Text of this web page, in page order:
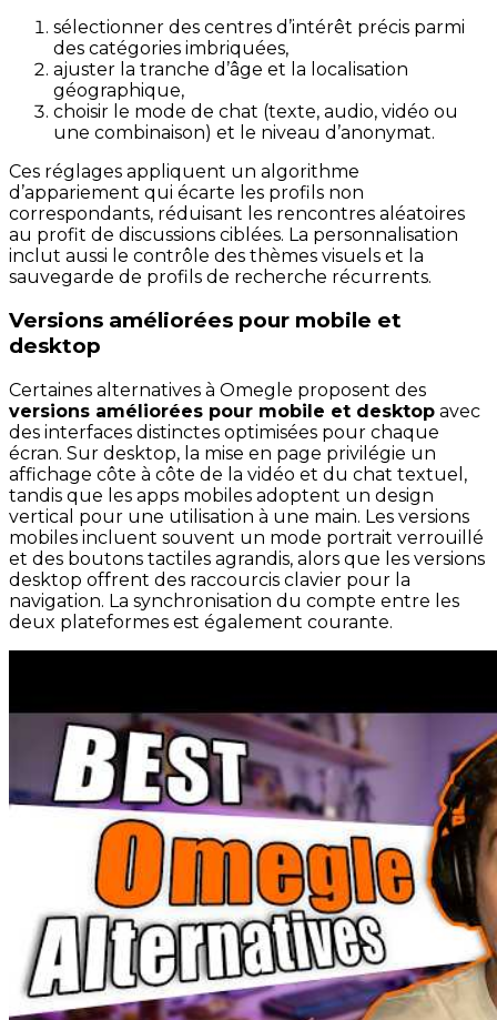
sélectionner des centres d’intérêt précis parmi
des catégories imbriquées,
ajuster la tranche d’âge et la localisation
géographique,
choisir le mode de chat (texte, audio, vidéo ou
une combinaison) et le niveau d’anonymat.
Ces réglages appliquent un algorithme
d’appariement qui écarte les profils non
correspondants, réduisant les rencontres aléatoires
au profit de discussions ciblées. La personnalisation
inclut aussi le contrôle des thèmes visuels et la
sauvegarde de profils de recherche récurrents.
Versions améliorées pour mobile et
desktop
Certaines alternatives à Omegle proposent des
versions améliorées pour mobile et desktop avec
des interfaces distinctes optimisées pour chaque
écran. Sur desktop, la mise en page privilégie un
affichage côte à côte de la vidéo et du chat textuel,
tandis que les apps mobiles adoptent un design
vertical pour une utilisation à une main. Les versions
mobiles incluent souvent un mode portrait verrouillé
et des boutons tactiles agrandis, alors que les versions
desktop offrent des raccourcis clavier pour la
navigation. La synchronisation du compte entre les
deux plateformes est également courante.